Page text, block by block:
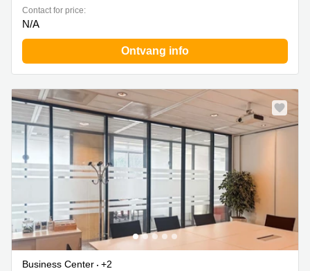
Contact for price:
N/A
Ontvang info
Business Center
+2